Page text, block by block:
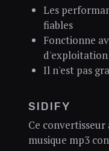
Les
fiables
Fonctionne
Il n'est pas
SIDIFY
Ce
musique mp3